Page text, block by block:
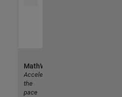
MathWorks
Accelerating
the
pace